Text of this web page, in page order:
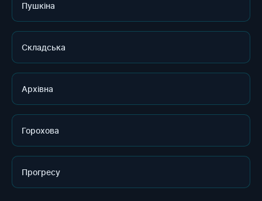
Пушкіна
Складська
Архівна
Горохова
Прогресу